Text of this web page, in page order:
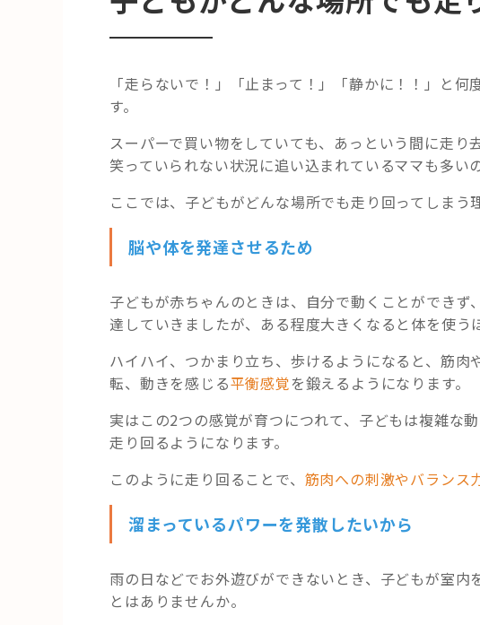
「走らないで！」「止まって！」「静かに！！」と
す。
スーパーで買い物をしていても、あっという間に走り
笑っていられない状況に追い込まれているママも多い
ここでは、子どもがどんな場所でも走り回ってしまう
脳や体を発達させるため
子どもが赤ちゃんのときは、自分で動くことができ
達していきましたが、ある程度大きくなると体を使う
ハイハイ、つかまり立ち、歩けるようになると、筋肉
転、動きを感じる平衡感覚を鍛えるようになります。
実はこの2つの感覚が育つにつれて、子どもは複雑な
走り回るようになります。
このように走り回ることで、 筋肉への刺激やバランス
溜まっているパワーを発散したいから
雨の日などでお外遊びができないとき、子どもが室
とはありませんか。